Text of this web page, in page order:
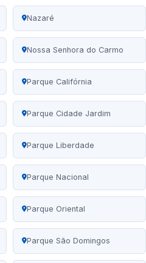
Nazaré
Nossa Senhora do Carmo
Parque Califórnia
Parque Cidade Jardim
Parque Liberdade
Parque Nacional
Parque Oriental
Parque São Domingos